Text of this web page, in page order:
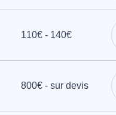
110€ - 140€
800€ - sur devis